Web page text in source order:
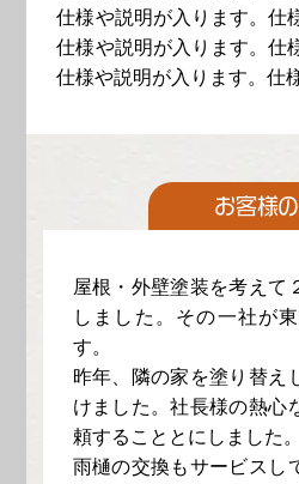
仕様や説明が入ります。仕
仕様や説明が入ります。仕
仕様や説明が入ります。仕
お客様
屋根・外壁塗装を考えて
しました。その一社が
す。
昨年、隣の家を塗り替え
けました。社長様の熱心
頼することとにしました。
雨樋の交換もサービスし